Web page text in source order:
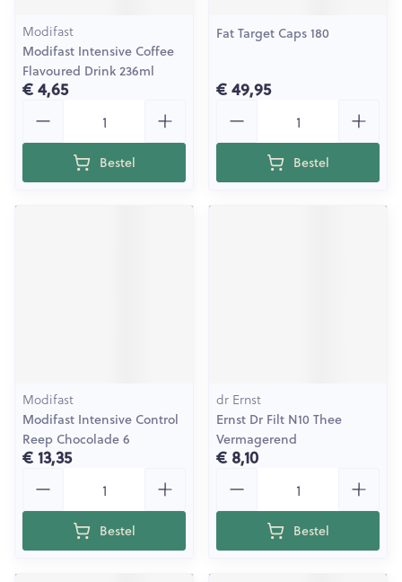
Modifast
Modifast Intensive Coffee
Flavoured Drink 236ml
€ 4,65
Bestel
Fat Target Caps 180
€ 49,95
Bestel
Modifast
Modifast Intensive Control
Reep Chocolade 6
€ 13,35
Bestel
dr Ernst
Ernst Dr Filt N10 Thee
Vermagerend
€ 8,10
Bestel